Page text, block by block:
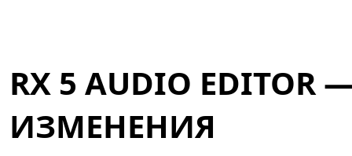
RX 5 AUDIO
ИЗМЕНЕНИЯ